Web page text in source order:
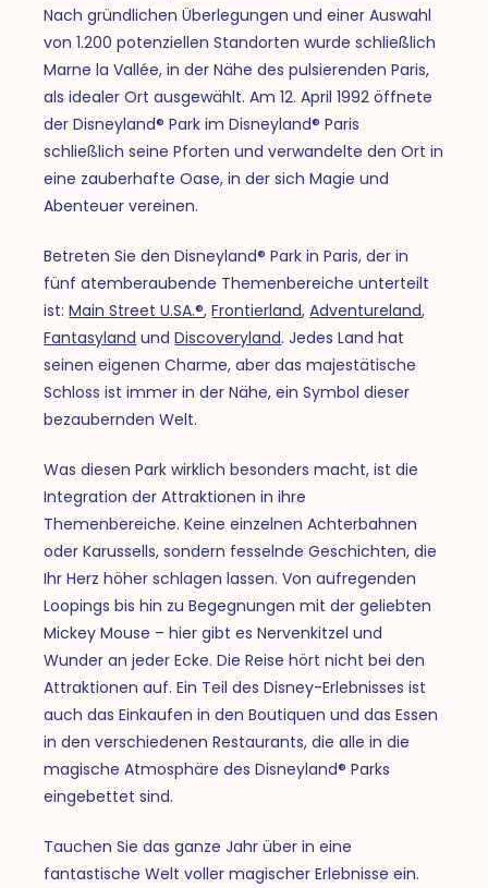
Nach gründlichen Überlegungen und einer Auswahl
von 1.200 potenziellen Standorten wurde schließlich
Marne la Vallée, in der Nähe des pulsierenden Paris,
als idealer Ort ausgewählt. Am 12. April 1992 öffnete
der Disneyland® Park im Disneyland® Paris
schließlich seine Pforten und verwandelte den Ort in
eine zauberhafte Oase, in der sich Magie und
Abenteuer vereinen.
Betreten Sie den Disneyland® Park in Paris, der in
fünf atemberaubende Themenbereiche unterteilt
ist:Main Street U.SA.®,Frontierland,Adventureland,
Fantasyland undDiscoveryland. Jedes Land hat
seinen eigenen Charme, aber das majestätische
Schloss ist immer in der Nähe, ein Symbol dieser
bezaubernden Welt.
Was diesen Park wirklich besonders macht, ist die
Integration der Attraktionen in ihre
Themenbereiche. Keine einzelnen Achterbahnen
oder Karussells, sondern fesselnde Geschichten, die
Ihr Herz höher schlagen lassen. Von aufregenden
Loopings bis hin zu Begegnungen mit der geliebten
Mickey Mouse – hier gibt es Nervenkitzel und
Wunder an jeder Ecke. Die Reise hört nicht bei den
Attraktionen auf. Ein Teil des Disney-Erlebnisses ist
auch das Einkaufen in den Boutiquen und das Essen
in den verschiedenen Restaurants, die alle in die
magische Atmosphäre des Disneyland® Parks
eingebettet sind.
Tauchen Sie das ganze Jahr über in eine
fantastische Welt voller magischer Erlebnisse ein.